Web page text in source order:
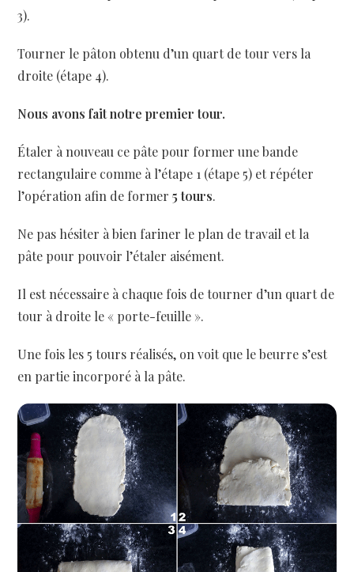
3).
Tourner le pâton obtenu d’un quart de tour vers la
droite (étape 4).
Nous avons fait notre premier tour.
Étaler à nouveau ce pâte pour former une bande
rectangulaire comme à l’étape 1 (étape 5) et répéter
l’opération afin de former5 tours.
Ne pas hésiter à bien fariner le plan de travail et la
pâte pour pouvoir l’étaler aisément.
Il est nécessaire à chaque fois de tourner d’un quart de
tour à droite le « porte-feuille ».
Une fois les 5 tours réalisés, on voit que le beurre s’est
en partie incorporé à la pâte.